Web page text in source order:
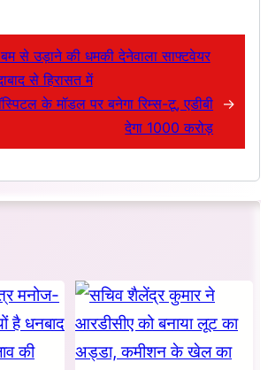
बम से उड़ाने की धमकी देनेवाला साफ्टवेयर
से हिरासत में
के मॉडल पर बनेगा रिम्स-टू, एडीबी
देगा 1000 करोड़
→